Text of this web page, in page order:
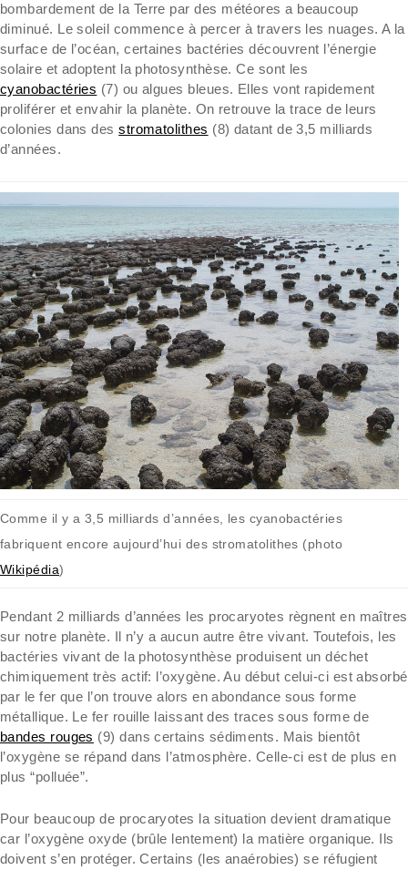
bombardement de la Terre par des météores a beaucoup
diminué. Le soleil commence à percer à travers les nuages. A la
surface de l’océan, certaines bactéries découvrent l’énergie
solaire et adoptent la photosynthèse. Ce sont les
cyanobactéries (7) ou algues bleues. Elles vont rapidement
proliférer et envahir la planète. On retrouve la trace de leurs
colonies dans desstromatolithes (8) datant de 3,5 milliards
d’années.
Comme il y a 3,5 milliards d’années, les cyanobactéries
fabriquent encore aujourd’hui des stromatolithes (photo
Wikipédia)
Pendant 2 milliards d’années les procaryotes règnent en maîtres
sur notre planète. Il n’y a aucun autre être vivant. Toutefois, les
bactéries vivant de la photosynthèse produisent un déchet
chimiquement très actif: l’oxygène. Au début celui-ci est absorbé
par le fer que l’on trouve alors en abondance sous forme
métallique. Le fer rouille laissant des traces sous forme de
bandes rouges (9) dans certains sédiments. Mais bientôt
l’oxygène se répand dans l’atmosphère. Celle-ci est de plus en
plus “polluée”.
Pour beaucoup de procaryotes la situation devient dramatique
car l’oxygène oxyde (brûle lentement) la matière organique. Ils
doivent s’en protéger. Certains (les anaérobies) se réfugient